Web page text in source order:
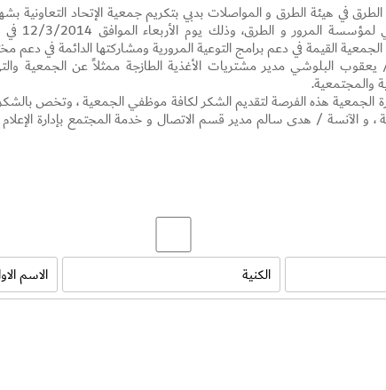
في هيئة الطرق و المواصلات بدبي بتكريم جمعية الإتحاد التعاونية
بن عدي
القيمة في دعم برامج التوعية المرورية ومشاركتها الدائمة في دعم
البلوشي مدير مشتريات الأغذية الطازجة ممثلاً عن الجمعية
والمجتمعية.
الجمعية هذه الفرصة لتقديم الشكر لكافة موظفي الجمعية ، وتخص
، و الآنسة / هدى سالم مدير قسم الاتصال و خدمة المجتمع بإدارة
Set Youtube Channel ID